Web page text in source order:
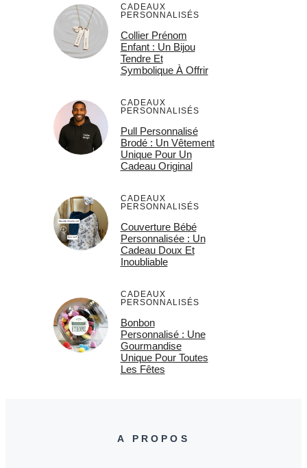
CADEAUX
PERSONNALISÉS
Collier Prénom
Enfant : Un Bijou
Tendre Et
Symbolique À Offrir
CADEAUX
PERSONNALISÉS
Pull Personnalisé
Brodé : Un Vêtement
Unique Pour Un
Cadeau Original
CADEAUX
PERSONNALISÉS
Couverture Bébé
Personnalisée : Un
Cadeau Doux Et
Inoubliable
CADEAUX
PERSONNALISÉS
Bonbon
Personnalisé : Une
Gourmandise
Unique Pour Toutes
Les Fêtes
A PROPOS